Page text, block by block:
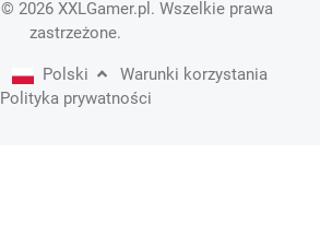
© 2026 XXLGamer.pl . Wszelkie prawa
zastrzeżone.
Polski
Warunki korzystania
Polityka prywatności